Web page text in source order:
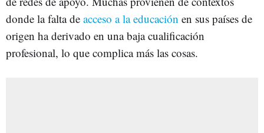
donde la falta de acceso a la educación en sus países de
origen ha derivado en una baja cualificación
profesional, lo que complica más las cosas.